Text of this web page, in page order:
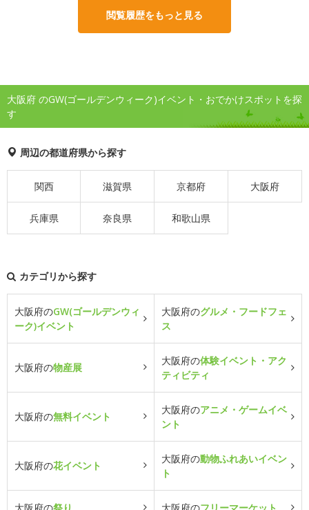
閲覧履歴をもっと見る
大阪府 のGW(ゴールデンウィーク)イベント・おでかけスポットを探
す
周辺の都道府県から探す
関西 滋賀県 京都府 大阪府
兵庫県 奈良県 和歌山県
カテゴリから探す
大阪府のGW(ゴールデンウィ
ーク)イベント
大阪府のグルメ・フードフェ
ス
大阪府の物産展
大阪府の体験イベント・アク
ティビティ
大阪府の無料イベント
大阪府のアニメ・ゲームイベ
ント
大阪府の花イベント
大阪府の動物ふれあいイベン
ト
大阪府の祭り 大阪府のフリーマーケット